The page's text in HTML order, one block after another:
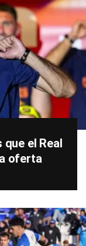
el Real
oferta